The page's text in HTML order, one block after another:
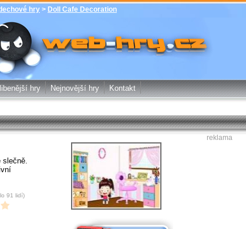
hry > Doll Cafe Decoration
Cafe Decoration - Oddechové hry -
online hry web-hry.cz - online
hry zdarma
hry Nejnovější hry Kontakt
Spusť online hru zdarma
91 lidí)
reklama